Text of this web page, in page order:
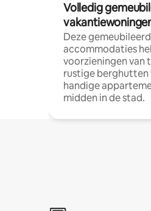
Volledig
Deze
accommodaties
voorzieningen van
rustige
handige
midden in de stad.